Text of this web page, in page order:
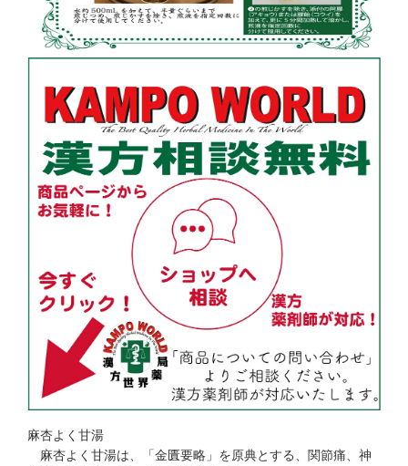
麻杏よく甘湯
麻杏よく甘湯は、「金匱要略」を原典とする、関節痛、神